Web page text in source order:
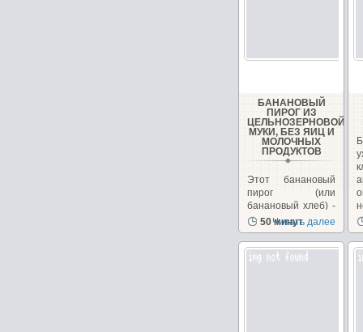
БАНАНОВЫЙ
ПИРОГ ИЗ
ЦЕЛЬНОЗЕРНОВОЙ
МУКИ, БЕЗ ЯИЦ И
МОЛОЧНЫХ
ПРОДУКТОВ
Этот банановый
пирог (или
банановый хлеб) -
довольно
популярный
десерт в Индии....
50 минут
Читать далее